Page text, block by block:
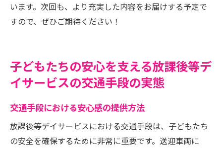
います。次回も、より充実した内容をお届けする予定で
すので、ぜひご期待ください！
子どもたちの安心を支える放課後等デ
イサービスの交通手段の実態
交通手段における安心感の提供方法
放課後等デイサービスにおける交通手段は、子どもたち
の安全を確保するために非常に重要です。送迎車両に